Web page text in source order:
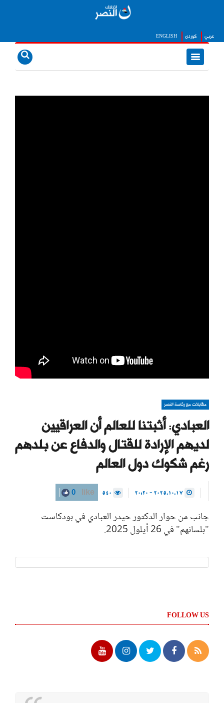
ENGLISH كوردى عربي
مقابلات مع رئاسة النصر
العبادي: أثبتنا للعالم أن العراقيين
لديهم الإرادة للقتال والدفاع عن بلدهم
رغم شكوك دول العالم
like
0
جانب من حوار الدكتور حيدر العبادي في بودكاست
"بلسانهم" في 26 أيلول 2025.
FOLLOW US